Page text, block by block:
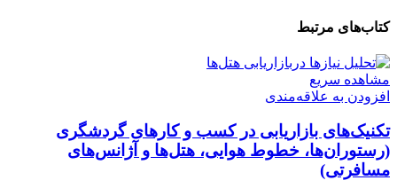
کتاب‌های مرتبط
مشاهده سریع
افزودن به علاقه‌مندی
تکنیک‌های بازاریابی در کسب و کارهای گردشگری
(رستوران‌ها، خطوط هوایی، هتل‌ها و آژانس‌های
مسافرتی)